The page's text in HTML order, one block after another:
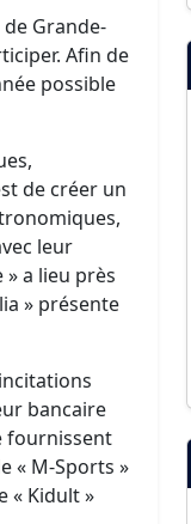
de Grande-
Afin de
possible
de créer un
leur
a lieu près
» présente
bancaire
fournissent
« M-Sports »
« Kidult »